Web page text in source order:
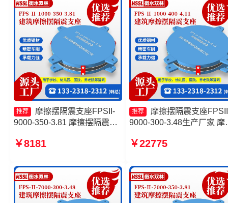
推荐
摩擦摆隔震支座FPSII-
9000-350-3.81 摩擦摆隔震支
建筑摩擦摆隔震支座(FPS)生
工厂
￥8181
推荐
摩擦摆隔震支座
9000-300-3.48生产厂家 摩
3.81源头工厂 摩擦摆隔震
隔震支座FPSII-1000-400-
4.11
￥22775